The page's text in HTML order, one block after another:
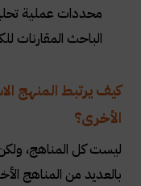
محددات عملية
الباحث المقارنات
كيف يرتبط المنهج
الأخرى؟
ليست كل المناهج،
بالعديد من المناهج